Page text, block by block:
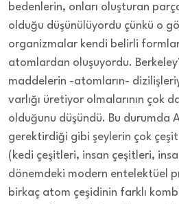
bedenlerin, onları oluşturan
olduğu düşünülüyordu çünkü o
organizmalar kendi belirli
atomlardan oluşuyordu.
maddelerin -atomların-
varlığı üretiyor olmalarının çok
olduğunu düşündü. Bu durumda
gerektirdiği gibi şeylerin çok
(kedi çeşitleri, insan çeşitleri,
dönemdeki modern entelektüel
birkaç atom çeşidinin farklı